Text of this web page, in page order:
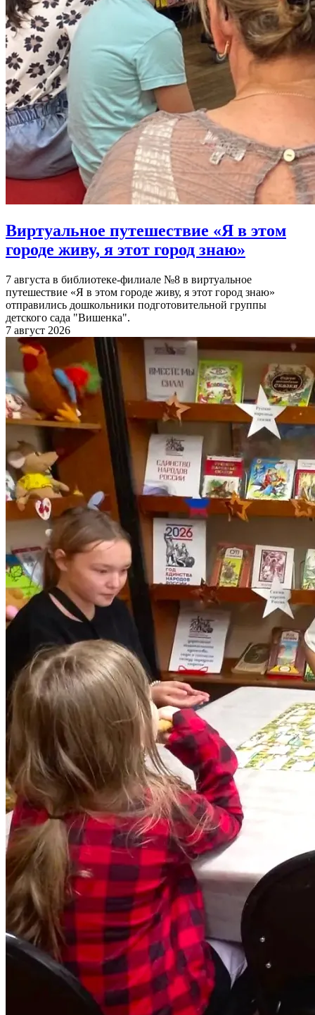
Виртуальное путешествие «Я в этом
городе живу, я этот город знаю»
7 августа в библиотеке-филиале №8 в виртуальное
путешествие «Я в этом городе живу, я этот город знаю»
отправились дошкольники подготовительной группы
детского сада "Вишенка".
7 август 2026